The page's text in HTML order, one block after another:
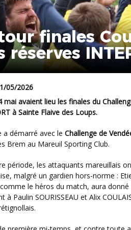
finales
réserves
05/2026
à Sainte Flaive des Loups.
a démarré avec le Challenge de
Brem au Mareuil Sporting Club.
malgré un gardien hors-norme :
le héros du match, aura
à Paulin SOURISSEAU et Alix